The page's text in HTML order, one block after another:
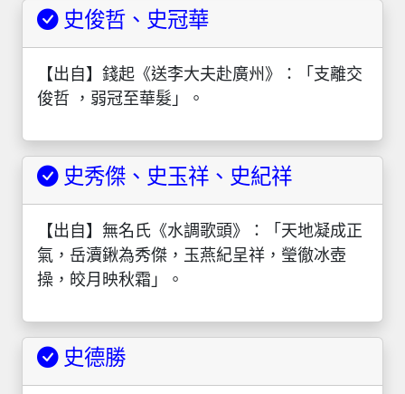
史俊哲、史冠華
【出自】錢起《送李大夫赴廣州》：「支離交
俊哲 ，弱冠至華髮」。
史秀傑、史玉祥、史紀祥
【出自】無名氏《水調歌頭》：「天地凝成正
氣，岳瀆鍬為秀傑，玉燕紀呈祥，瑩徹冰壺
操，皎月映秋霜」。
史德勝